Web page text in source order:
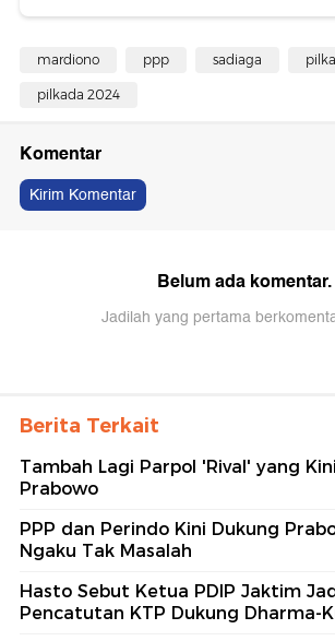
mardiono ppp sadiaga
pilkada 2024
Komentar
Kirim Komentar
Belum ada komentar.
Jadilah yang pertama
Berita Terkait
Tambah Lagi Parpol 'Rival' yang
Prabowo
PPP dan Perindo Kini Dukung
Ngaku Tak Masalah
Hasto Sebut Ketua PDIP Jaktim
Pencatutan KTP Dukung Dharma-